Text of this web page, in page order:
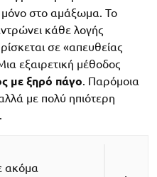
μόνο στο αμάξωμα. Το
κάθε λογής
σε «απευθείας
εξαιρετική μέθοδος
με ξηρό πάγο . Παρόμοια
με πολύ ηπιότερη
ακόμα